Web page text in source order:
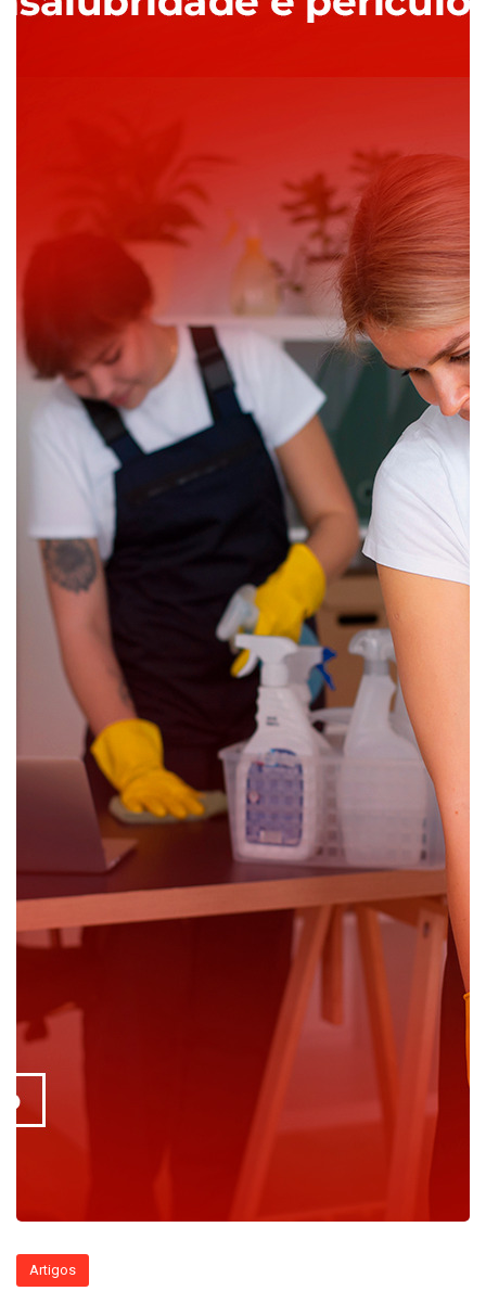
Artigos